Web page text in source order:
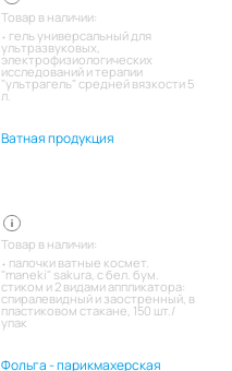
Товар в наличии:
гель универсальный для
ультразвуковых,
электрофизиологических
исследований и терапии
"ультрагель" средней вязкости 5
л.
Ватная продукция
Товар в наличии:
палочки ватные космет.
"maneki" sakura, с бел. бум.
стиком и 2 видами аппликатора:
спиралевидный и заостренный, в
пластиковом стакане, 150 шт./
упак
Фольга - парикмахерская